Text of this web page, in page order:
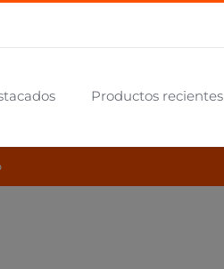
Productos recientes